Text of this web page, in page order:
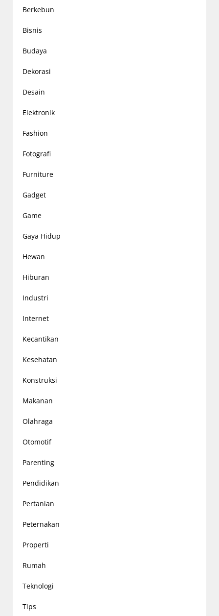
Berkebun
Bisnis
Budaya
Dekorasi
Desain
Elektronik
Fashion
Fotografi
Furniture
Gadget
Game
Gaya Hidup
Hewan
Hiburan
Industri
Internet
Kecantikan
Kesehatan
Konstruksi
Makanan
Olahraga
Otomotif
Parenting
Pendidikan
Pertanian
Peternakan
Properti
Rumah
Teknologi
Tips